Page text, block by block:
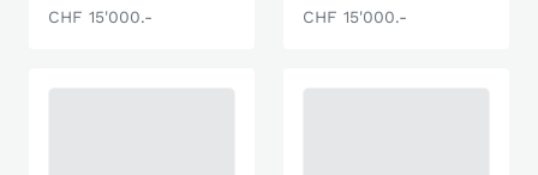
CHF 15'000.- CHF 15'000.-